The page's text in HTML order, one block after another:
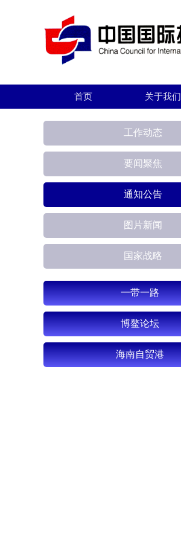
首页 关于我们
工作动态
要闻聚焦
通知公告
图片新闻
国家战略
一带一路
博鳌论坛
海南自贸港